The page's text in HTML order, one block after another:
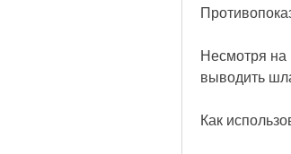
Несмотря на
выводить
Как